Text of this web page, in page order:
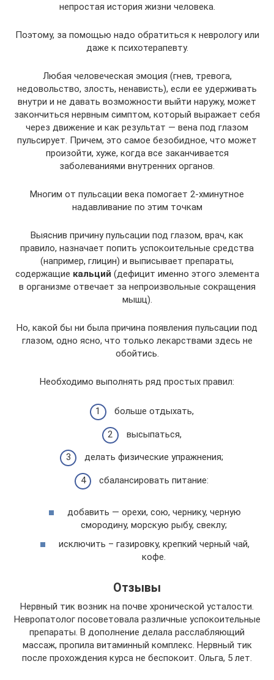
непростая история жизни человека.
Поэтому, за помощью надо обратиться к неврологу или
даже к психотерапевту.
Любая человеческая эмоция (гнев, тревога,
недовольство, злость, ненависть), если ее удерживать
внутри и не давать возможности выйти наружу, может
закончиться нервным симптом, который выражает себя
через движение и как результат — вена под глазом
пульсирует. Причем, это самое безобидное, что может
произойти, хуже, когда все заканчивается
заболеваниями внутренних органов.
Многим от пульсации века помогает 2-хминутное
надавливание по этим точкам
Выяснив причину пульсации под глазом, врач, как
правило, назначает попить успокоительные средства
(например, глицин) и выписывает препараты,
содержащие кальций (дефицит именно этого элемента
в организме отвечает за непроизвольные сокращения
мышц).
Но, какой бы ни была причина появления пульсации под
глазом, одно ясно, что только лекарствами здесь не
обойтись.
Необходимо выполнять ряд простых правил:
больше отдыхать,
высыпаться,
делать физические упражнения;
сбалансировать питание:
добавить — орехи, сою, чернику, черную
смородину, морскую рыбу, свеклу;
исключить – газировку, крепкий черный чай,
кофе.
Отзывы
Нервный тик возник на почве хронической усталости.
Невропатолог посоветовала различные успокоительные
препараты. В дополнение делала расслабляющий
массаж, пропила витаминный комплекс. Нервный тик
после прохождения курса не беспокоит. Ольга, 5 лет.